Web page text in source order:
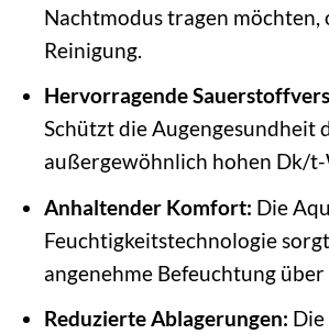
Nachtmodus tragen möchten,
Reinigung.
Hervorragende
Schützt die Augengesundheit
außergewöhnlich hohen Dk/
Anhaltender Komfort: Die
Feuchtigkeitstechnologie
angenehme Befeuchtung über
Reduzierte Ablagerungen: Die